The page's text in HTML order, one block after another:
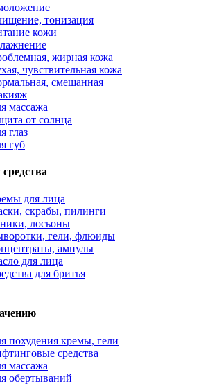
тонизация
кожи
жирная кожа
чувствительная кожа
смешанная
массажа
от солнца
глаз
губ
для лица
скрабы, пилинги
лосьоны
гели, флюиды
ампулы
для лица
для бритья
похудения кремы, гели
средства
массажа
обертываний